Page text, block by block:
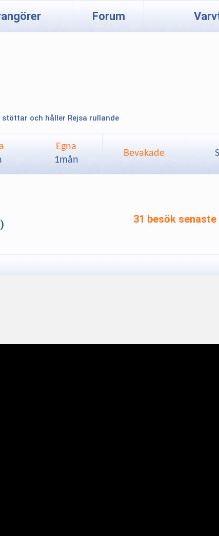
Forum
och håller Rejsa rullande
Egna
1mån
Bevakade
31 besök